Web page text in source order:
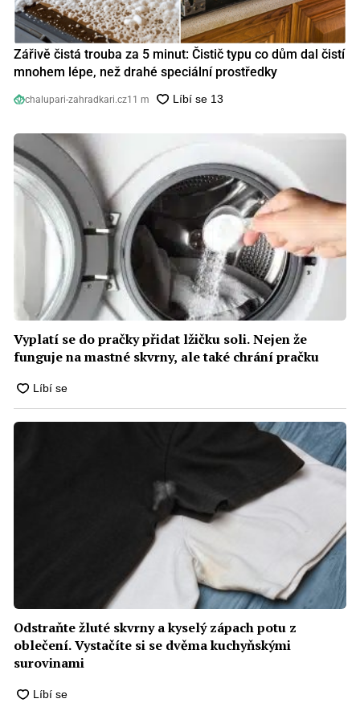
Zářivě čistá trouba za 5 minut: Čistič typu co dům dal čistí
mnohem lépe, než drahé speciální prostředky
chalupari-zahradkari.cz11 m
Vyplatí se do pračky přidat lžičku soli. Nejen že
funguje na mastné skvrny, ale také chrání pračku
Odstraňte žluté skvrny a kyselý zápach potu z
oblečení. Vystačíte si se dvěma kuchyňskými
surovinami